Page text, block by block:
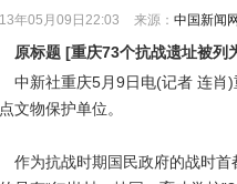
年05月09日22:03 来源： 中国新闻网
原标题 [重庆73个抗战遗址被列
新社重庆5月9日电(记者 连肖)
文物保护单位。
为抗战时期国民政府的战时首